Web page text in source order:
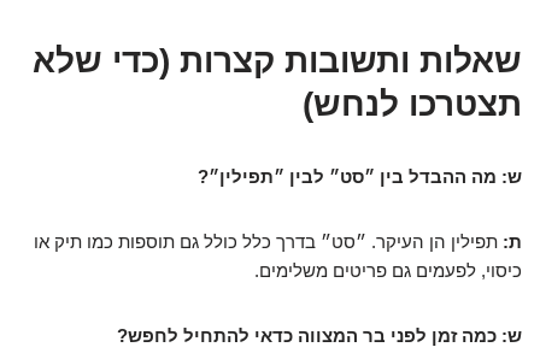
שאלות ותשובות קצרות (כדי שלא
תצטרכו לנחש)
ש: מה ההבדל בין ״סט״ לבין ״תפילין״?
ת: תפילין הן העיקר. ״סט״ בדרך כלל כולל גם תוספות כמו תיק או
כיסוי, לפעמים גם פריטים משלימים.
ש: כמה זמן לפני בר המצווה כדאי להתחיל לחפש?